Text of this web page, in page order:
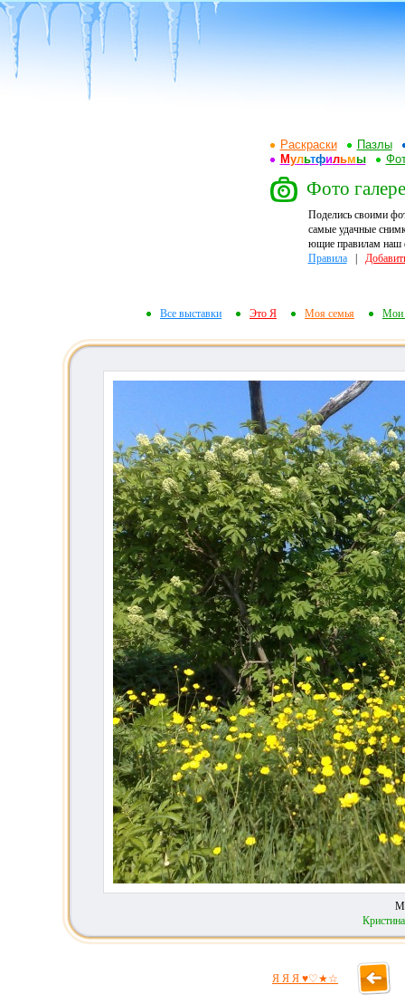
Раскраски
Пазлы
Мультфильмы
Фото
Поделись своими
самые удачные
ющие правилам наш
Правила|
Все выставки Это Я Моя семья Мои
Я Я Я ♥♡★☆